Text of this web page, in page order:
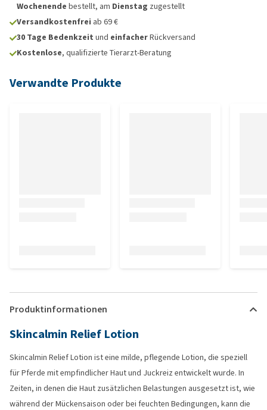
Wochenende bestellt, am Dienstag zugestellt
Versandkostenfrei ab 69 €
30 Tage Bedenkzeit und einfacherRückversand
Kostenlose, qualifizierte Tierarzt-Beratung
Verwandte Produkte
Produktinformationen
Skincalmin Relief Lotion
Skincalmin Relief Lotion ist eine milde, pflegende Lotion, die speziell
für Pferde mit empfindlicher Haut und Juckreiz entwickelt wurde. In
Zeiten, in denen die Haut zusätzlichen Belastungen ausgesetzt ist, wie
während der Mückensaison oder bei feuchten Bedingungen, kann die